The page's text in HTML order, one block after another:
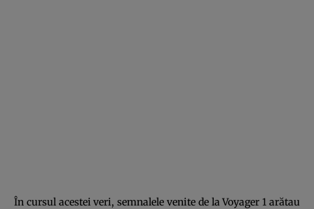
În cursul acestei veri, semnalele venite de la Voyager 1 arătau